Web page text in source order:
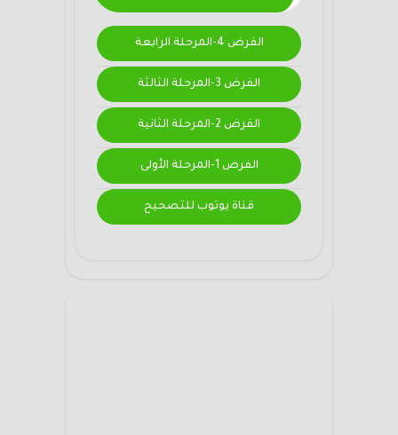
الفرض 4-المرحلة الرابعة
الفرض 3-المرحلة الثالثة
الفرض 2-المرحلة الثانية
الفرض 1-المرحلة الأولى
قناة يوتوب للتصحيح